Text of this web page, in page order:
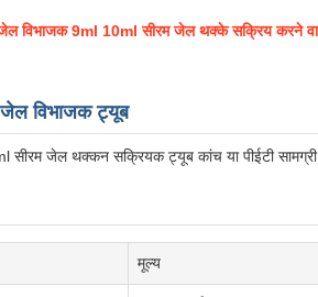
विभाजक 9ml 10ml सीरम जेल थक्के सक्रिय करने
विभाजक ट्यूब
सीरम जेल थक्कन सक्रियक ट्यूब कांच या पीईटी
मूल्य